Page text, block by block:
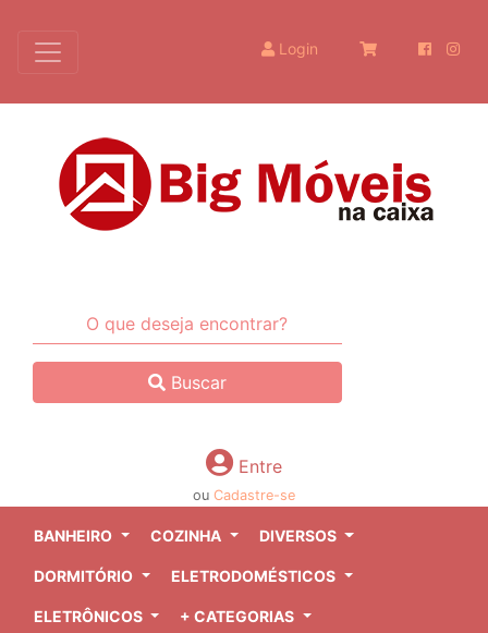
Login
Buscar
Entre
ou Cadastre-se
BANHEIRO COZINHA DIVERSOS
DORMITÓRIO ELETRODOMÉSTICOS
ELETRÔNICOS + CATEGORIAS